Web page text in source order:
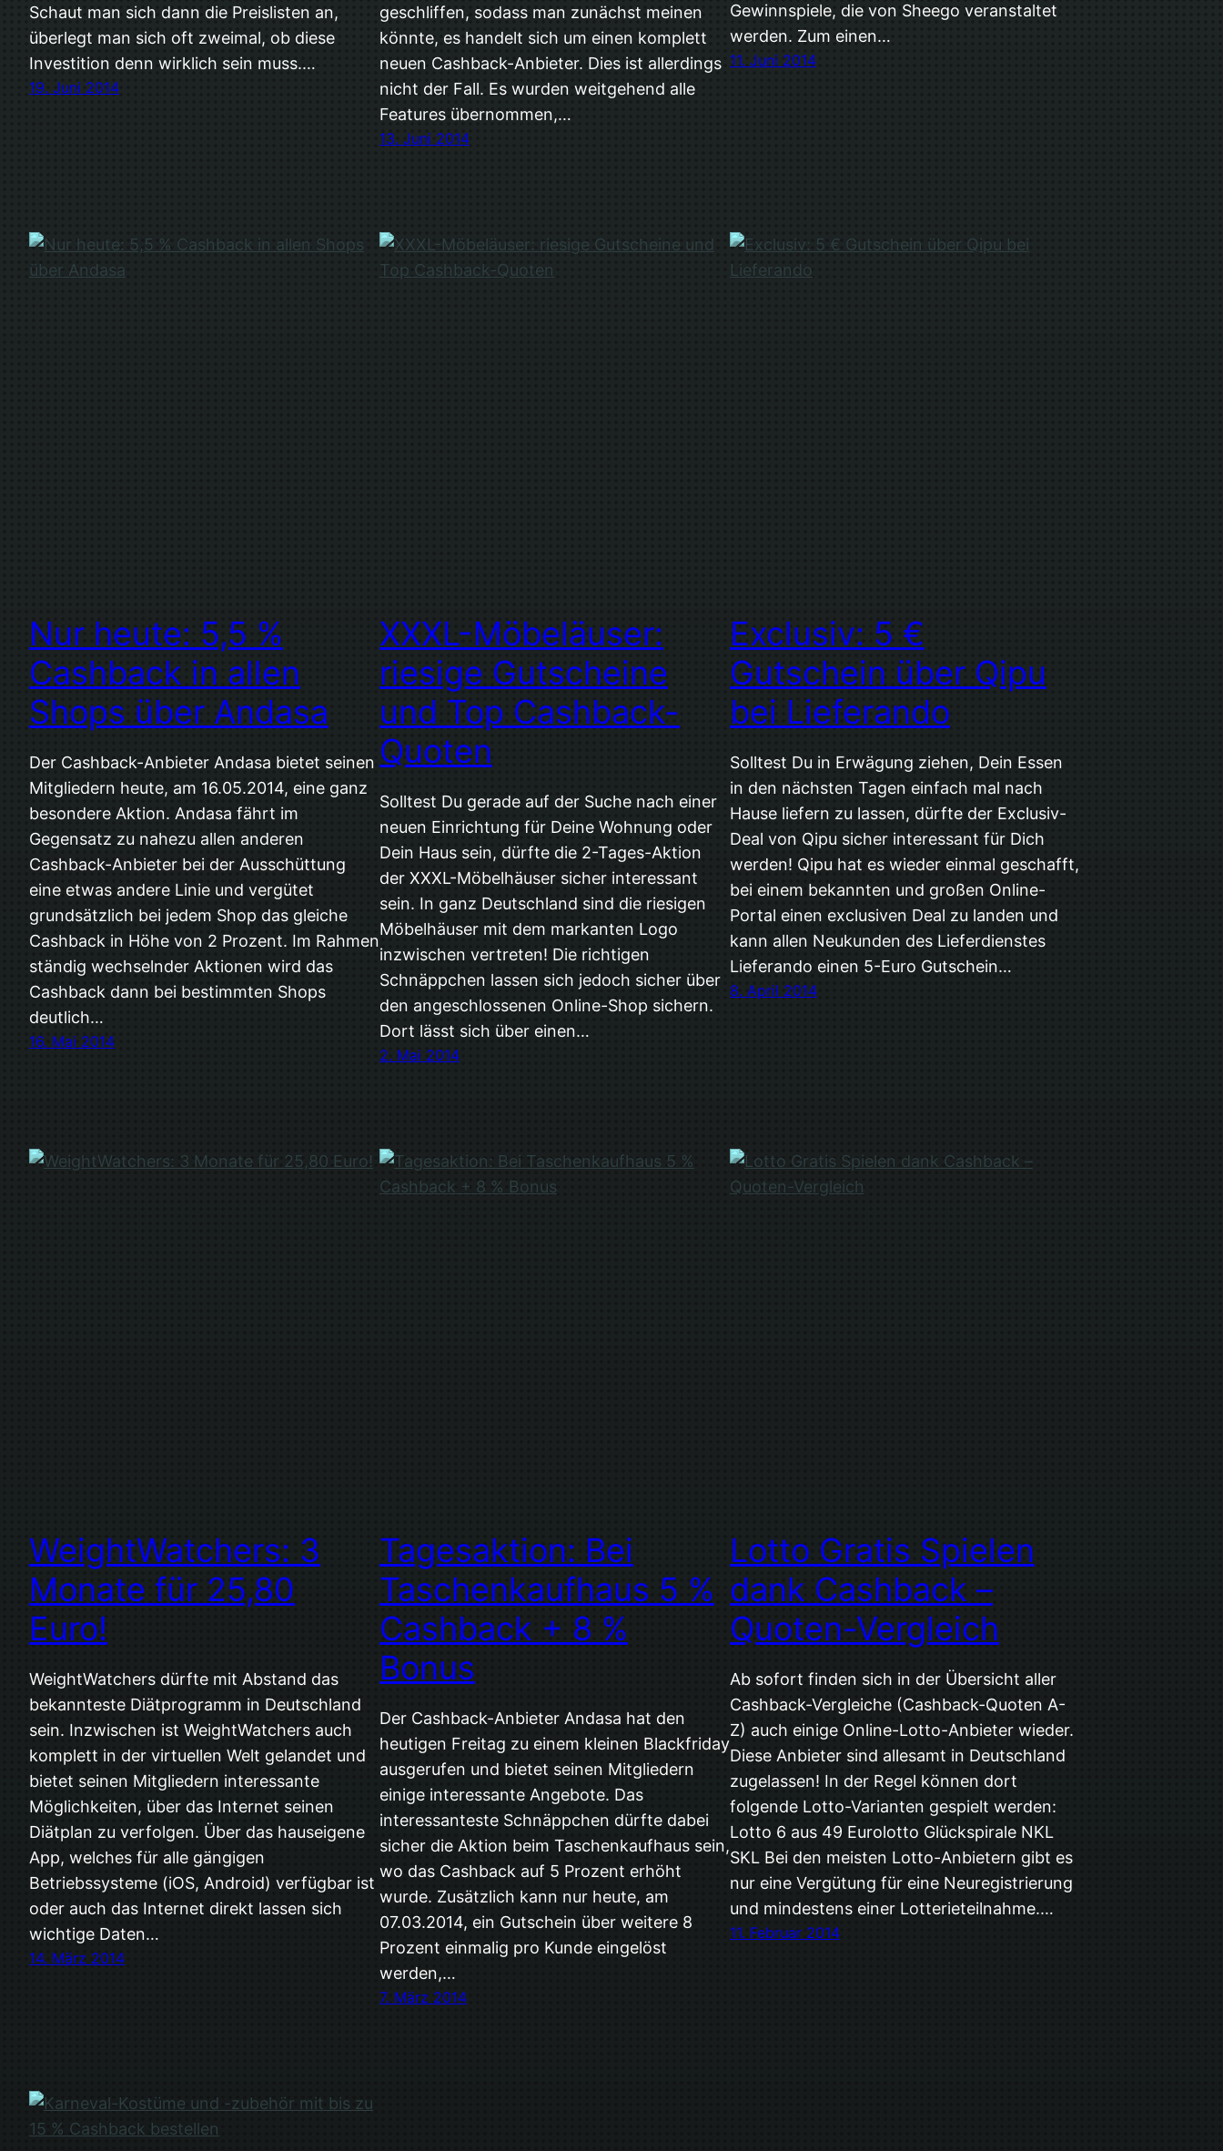
Schaut man sich dann die Preislisten an,
überlegt man sich oft zweimal, ob diese
Investition denn wirklich sein muss.…
19. Juni 2014
geschliffen, sodass man zunächst meinen
könnte, es handelt sich um einen komplett
neuen Cashback-Anbieter. Dies ist allerdings
nicht der Fall. Es wurden weitgehend alle
Features übernommen,…
13. Juni 2014
Gewinnspiele, die von Sheego veranstaltet
werden. Zum einen…
11. Juni 2014
Nur heute: 5,5 %
Cashback in allen
Shops über Andasa
Der Cashback-Anbieter Andasa bietet seinen
Mitgliedern heute, am 16.05.2014, eine ganz
besondere Aktion. Andasa fährt im
Gegensatz zu nahezu allen anderen
Cashback-Anbieter bei der Ausschüttung
eine etwas andere Linie und vergütet
grundsätzlich bei jedem Shop das gleiche
Cashback in Höhe von 2 Prozent. Im Rahmen
ständig wechselnder Aktionen wird das
Cashback dann bei bestimmten Shops
deutlich…
16. Mai 2014
XXXL-Möbeläuser:
riesige Gutscheine
und Top Cashback-
Quoten
Solltest Du gerade auf der Suche nach einer
neuen Einrichtung für Deine Wohnung oder
Dein Haus sein, dürfte die 2-Tages-Aktion
der XXXL-Möbelhäuser sicher interessant
sein. In ganz Deutschland sind die riesigen
Möbelhäuser mit dem markanten Logo
inzwischen vertreten! Die richtigen
Schnäppchen lassen sich jedoch sicher über
den angeschlossenen Online-Shop sichern.
Dort lässt sich über einen…
2. Mai 2014
Exclusiv: 5 €
Gutschein über Qipu
bei Lieferando
Solltest Du in Erwägung ziehen, Dein Essen
in den nächsten Tagen einfach mal nach
Hause liefern zu lassen, dürfte der Exclusiv-
Deal von Qipu sicher interessant für Dich
werden! Qipu hat es wieder einmal geschafft,
bei einem bekannten und großen Online-
Portal einen exclusiven Deal zu landen und
kann allen Neukunden des Lieferdienstes
Lieferando einen 5-Euro Gutschein…
8. April 2014
WeightWatchers: 3
Monate für 25,80
Euro!
WeightWatchers dürfte mit Abstand das
bekannteste Diätprogramm in Deutschland
sein. Inzwischen ist WeightWatchers auch
komplett in der virtuellen Welt gelandet und
bietet seinen Mitgliedern interessante
Möglichkeiten, über das Internet seinen
Diätplan zu verfolgen. Über das hauseigene
App, welches für alle gängigen
Betriebssysteme (iOS, Android) verfügbar ist
oder auch das Internet direkt lassen sich
wichtige Daten…
14. März 2014
Tagesaktion: Bei
Taschenkaufhaus 5 %
Cashback + 8 %
Bonus
Der Cashback-Anbieter Andasa hat den
heutigen Freitag zu einem kleinen Blackfriday
ausgerufen und bietet seinen Mitgliedern
einige interessante Angebote. Das
interessanteste Schnäppchen dürfte dabei
sicher die Aktion beim Taschenkaufhaus sein,
wo das Cashback auf 5 Prozent erhöht
wurde. Zusätzlich kann nur heute, am
07.03.2014, ein Gutschein über weitere 8
Prozent einmalig pro Kunde eingelöst
werden,…
7. März 2014
Lotto Gratis Spielen
dank Cashback –
Quoten-Vergleich
Ab sofort finden sich in der Übersicht aller
Cashback-Vergleiche (Cashback-Quoten A-
Z) auch einige Online-Lotto-Anbieter wieder.
Diese Anbieter sind allesamt in Deutschland
zugelassen! In der Regel können dort
folgende Lotto-Varianten gespielt werden:
Lotto 6 aus 49 Eurolotto Glückspirale NKL
SKL Bei den meisten Lotto-Anbietern gibt es
nur eine Vergütung für eine Neuregistrierung
und mindestens einer Lotterieteilnahme.…
11. Februar 2014